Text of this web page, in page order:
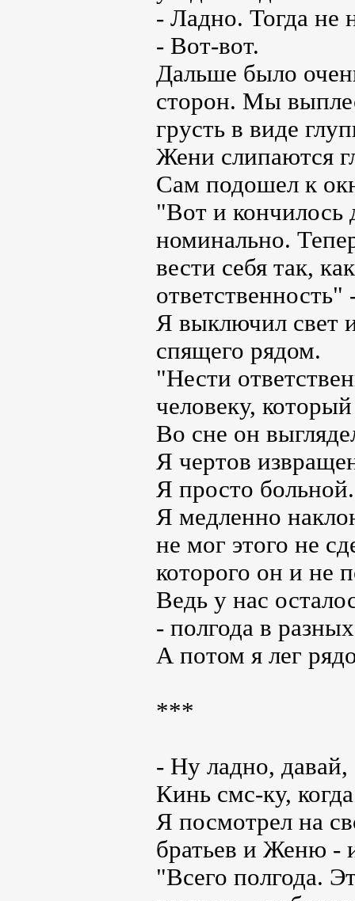
- Ладно. Тогда не
- Вот-вот.
Дальше было
сторон. Мы
грусть в виде
Жени слипаются
Сам подошел к
"Вот и кончилось
номинально.
вести себя так,
Я выключил свет
спящего рядом.
"Нести
человеку,
Во сне он
Я чертов
Я просто больной.
Я медленно
не мог этого не
которого он и не
Ведь у нас
- полгода в
А потом я лег
***
- Ну ладно,
Кинь смс-ку,
Я посмотрел на
братьев и Женю -
"Всего полгода.